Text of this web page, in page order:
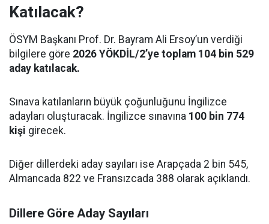
Katılacak?
ÖSYM Başkanı Prof. Dr. Bayram Ali Ersoy’un verdiği
bilgilere göre 2026 YÖKDİL/2’ye toplam 104 bin 529
aday katılacak.
Sınava katılanların büyük çoğunluğunu İngilizce
adayları oluşturacak. İngilizce sınavına 100 bin 774
kişi girecek.
Diğer dillerdeki aday sayıları ise Arapçada 2 bin 545,
Almancada 822 ve Fransızcada 388 olarak açıklandı.
Dillere Göre Aday Sayıları